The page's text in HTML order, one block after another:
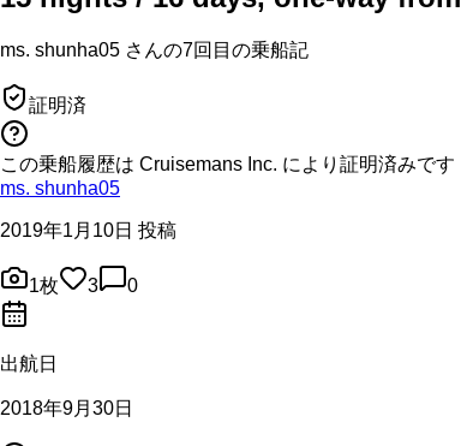
ms. shunha05 さんの7回目の乗船記
証明済
この乗船履歴は Cruisemans Inc. により証明済みです
ms. shunha05
2019年1月10日 投稿
1枚 3 0
出航日
2018年9月30日